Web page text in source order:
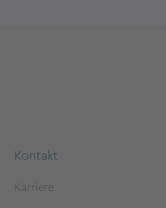
Kontakt
Karriere